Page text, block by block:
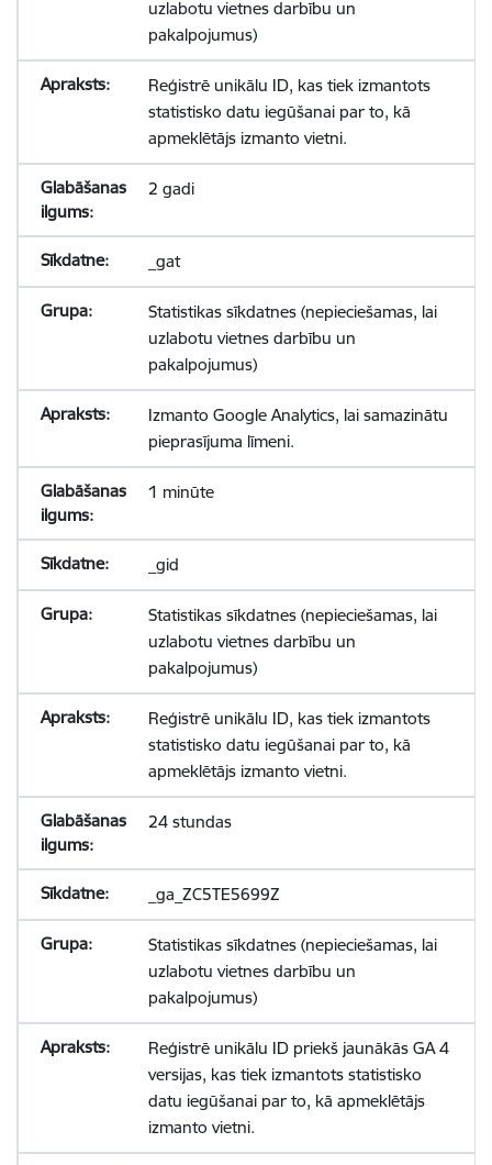
uzlabotu vietnes darbību un
pakalpojumus)
Reģistrē unikālu ID, kas tiek izmantots
statistisko datu iegūšanai par to, kā
apmeklētājs izmanto vietni.
2 gadi
_gat
Statistikas sīkdatnes (nepieciešamas, lai
uzlabotu vietnes darbību un
pakalpojumus)
Izmanto Google Analytics, lai samazinātu
pieprasījuma līmeni.
1 minūte
_gid
Statistikas sīkdatnes (nepieciešamas, lai
uzlabotu vietnes darbību un
pakalpojumus)
Reģistrē unikālu ID, kas tiek izmantots
statistisko datu iegūšanai par to, kā
apmeklētājs izmanto vietni.
24 stundas
_ga_ZC5TE5699Z
Statistikas sīkdatnes (nepieciešamas, lai
uzlabotu vietnes darbību un
pakalpojumus)
Reģistrē unikālu ID priekš jaunākās GA 4
versijas, kas tiek izmantots statistisko
datu iegūšanai par to, kā apmeklētājs
izmanto vietni.